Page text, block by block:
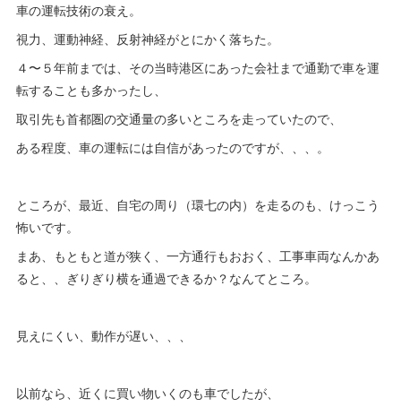
車の運転技術の衰え。
視力、運動神経、反射神経がとにかく落ちた。
４〜５年前までは、その当時港区にあった会社まで通勤で車を運
転することも多かったし、
取引先も首都圏の交通量の多いところを走っていたので、
ある程度、車の運転には自信があったのですが、、、。
ところが、最近、自宅の周り（環七の内）を走るのも、けっこう
怖いです。
まあ、もともと道が狭く、一方通行もおおく、工事車両なんかあ
ると、、ぎりぎり横を通過できるか？なんてところ。
見えにくい、動作が遅い、、、
以前なら、近くに買い物いくのも車でしたが、